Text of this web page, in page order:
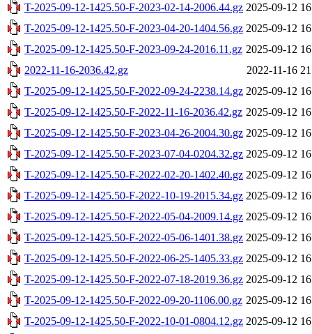
T-2025-09-12-1425.50-F-2023-02-14-2006.44.gz 2025-09-12
T-2025-09-12-1425.50-F-2023-04-20-1404.56.gz 2025-09-12
T-2025-09-12-1425.50-F-2023-09-24-2016.11.gz 2025-09-12
2022-11-16-2036.42.gz
2022-11-16
T-2025-09-12-1425.50-F-2022-09-24-2238.14.gz 2025-09-12
T-2025-09-12-1425.50-F-2022-11-16-2036.42.gz 2025-09-12
T-2025-09-12-1425.50-F-2023-04-26-2004.30.gz 2025-09-12
T-2025-09-12-1425.50-F-2023-07-04-0204.32.gz 2025-09-12
T-2025-09-12-1425.50-F-2022-02-20-1402.40.gz 2025-09-12
T-2025-09-12-1425.50-F-2022-10-19-2015.34.gz 2025-09-12
T-2025-09-12-1425.50-F-2022-05-04-2009.14.gz 2025-09-12
T-2025-09-12-1425.50-F-2022-05-06-1401.38.gz 2025-09-12
T-2025-09-12-1425.50-F-2022-06-25-1405.33.gz 2025-09-12
T-2025-09-12-1425.50-F-2022-07-18-2019.36.gz 2025-09-12
T-2025-09-12-1425.50-F-2022-09-20-1106.00.gz 2025-09-12
T-2025-09-12-1425.50-F-2022-10-01-0804.12.gz 2025-09-12